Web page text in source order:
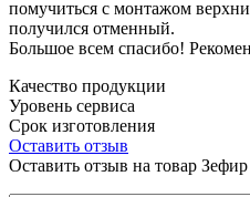
помучиться с монтажом
получился отменный.
Большое всем спасибо!
Качество продукции
Уровень сервиса
Срок изготовления
Оставить отзыв
Оставить отзыв на товар Зефир